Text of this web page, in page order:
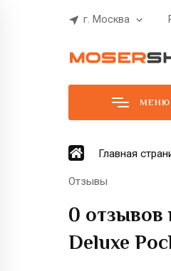
г. Москва
МЕНЮ
Главная
Отзывы
0 отзывов
Deluxe